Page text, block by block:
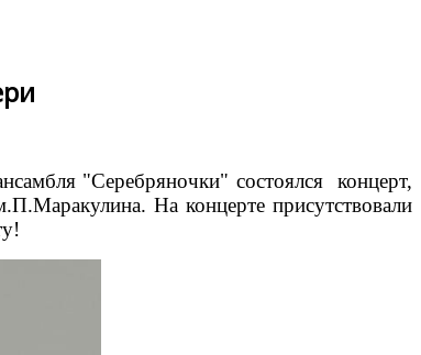
"Серебряночки" состоялся концерт,
На концерте присутствовали